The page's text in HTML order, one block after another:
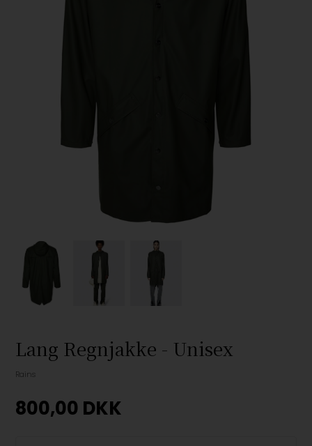
Lang Regnjakke - Unisex
Rains
800,00 DKK